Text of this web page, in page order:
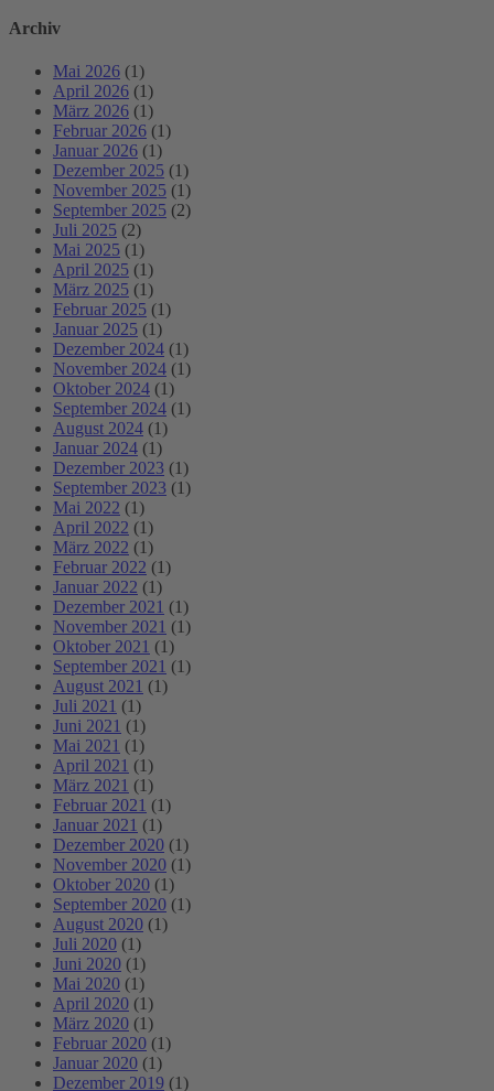
Archiv
Mai 2026 (1)
April 2026 (1)
März 2026 (1)
Februar 2026 (1)
Januar 2026 (1)
Dezember 2025 (1)
November 2025 (1)
September 2025 (2)
Juli 2025 (2)
Mai 2025 (1)
April 2025 (1)
März 2025 (1)
Februar 2025 (1)
Januar 2025 (1)
Dezember 2024 (1)
November 2024 (1)
Oktober 2024 (1)
September 2024 (1)
August 2024 (1)
Januar 2024 (1)
Dezember 2023 (1)
September 2023 (1)
Mai 2022 (1)
April 2022 (1)
März 2022 (1)
Februar 2022 (1)
Januar 2022 (1)
Dezember 2021 (1)
November 2021 (1)
Oktober 2021 (1)
September 2021 (1)
August 2021 (1)
Juli 2021 (1)
Juni 2021 (1)
Mai 2021 (1)
April 2021 (1)
März 2021 (1)
Februar 2021 (1)
Januar 2021 (1)
Dezember 2020 (1)
November 2020 (1)
Oktober 2020 (1)
September 2020 (1)
August 2020 (1)
Juli 2020 (1)
Juni 2020 (1)
Mai 2020 (1)
April 2020 (1)
März 2020 (1)
Februar 2020 (1)
Januar 2020 (1)
Dezember 2019 (1)